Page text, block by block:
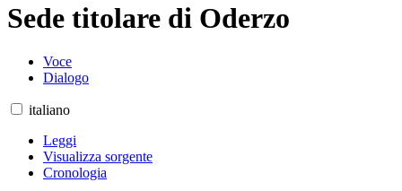
Sede titolare di Oderzo
Voce
Dialogo
italiano
Leggi
Visualizza sorgente
Cronologia